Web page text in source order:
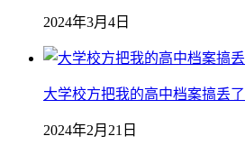
2024年3月4日
大学校方把我的高中档案搞丢
2024年2月21日